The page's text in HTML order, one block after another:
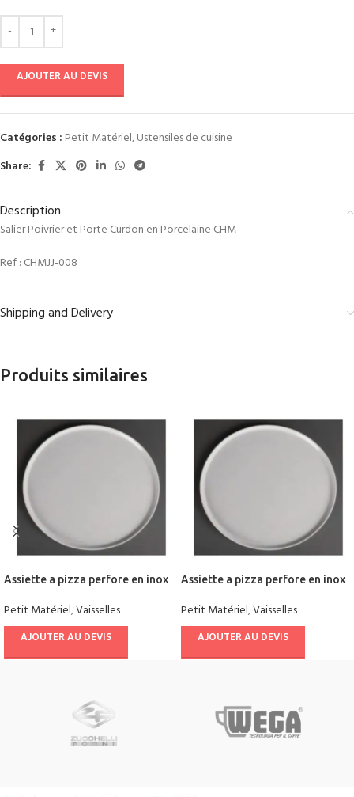
AJOUTER AU DEVIS
Catégories : Petit Matériel,Ustensiles de cuisine
Share:
Description
Salier Poivrier et Porte Curdon en Porcelaine CHM
Ref : CHMJJ-008
Shipping and Delivery
Produits similaires
Assiette a pizza perfore en inox
Petit Matériel,Vaisselles
AJOUTER AU DEVIS
Assiette a pizza perfore en inox
Petit Matériel,Vaisselles
AJOUTER AU DEVIS